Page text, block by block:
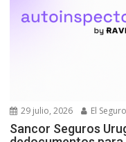
29 julio, 2026 El
Sancor Seguros